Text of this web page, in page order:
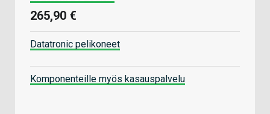
265,90 €
Datatronic pelikoneet
Komponenteille myös kasauspalvelu